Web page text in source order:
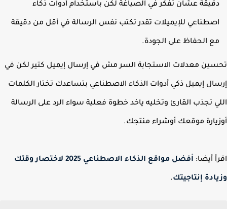
عشان تفكر في الصياغة لكن باستخدام أدوات ذكاء
للإيميلات تقدر تكتب نفس الرسالة في أقل من دقيقة
الحفاظ على الجودة.
معدلات الاستجابة السر مش في إرسال إيميل كتير لكن في
إيميل ذكي أدوات الذكاء الاصطناعي بتساعدك تختار الكلمات
تجذب القارئ وتخليه ياخد خطوة فعلية سواء الرد على الرسالة
موقعك أوشراء منتجك.
أيضا: أفضل مواقع الذكاء الاصطناعي 2025 لاختصار وقتك
إنتاجيتك.